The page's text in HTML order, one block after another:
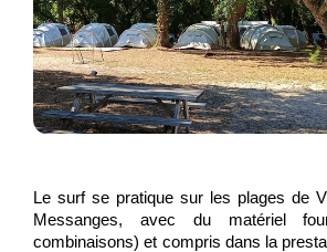
Le surf se pratique sur les plages de
Messanges, avec du matériel
combinaisons) et compris dans la